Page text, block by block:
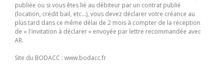
publiée ou si vous êtes lié au débiteur par un contrat publié
(location, crédit bail, etc...), vous devez déclarer votre créance au
plus tard dans ce même délai de 2 mois à compter de la réception
de « l'invitation à déclarer » envoyée par lettre recommandée avec
AR.
Site du BODACC : www.bodacc.fr